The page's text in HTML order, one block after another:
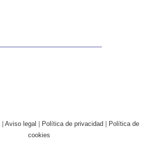
Aviso legal Política de privacidad
Política de
cookies